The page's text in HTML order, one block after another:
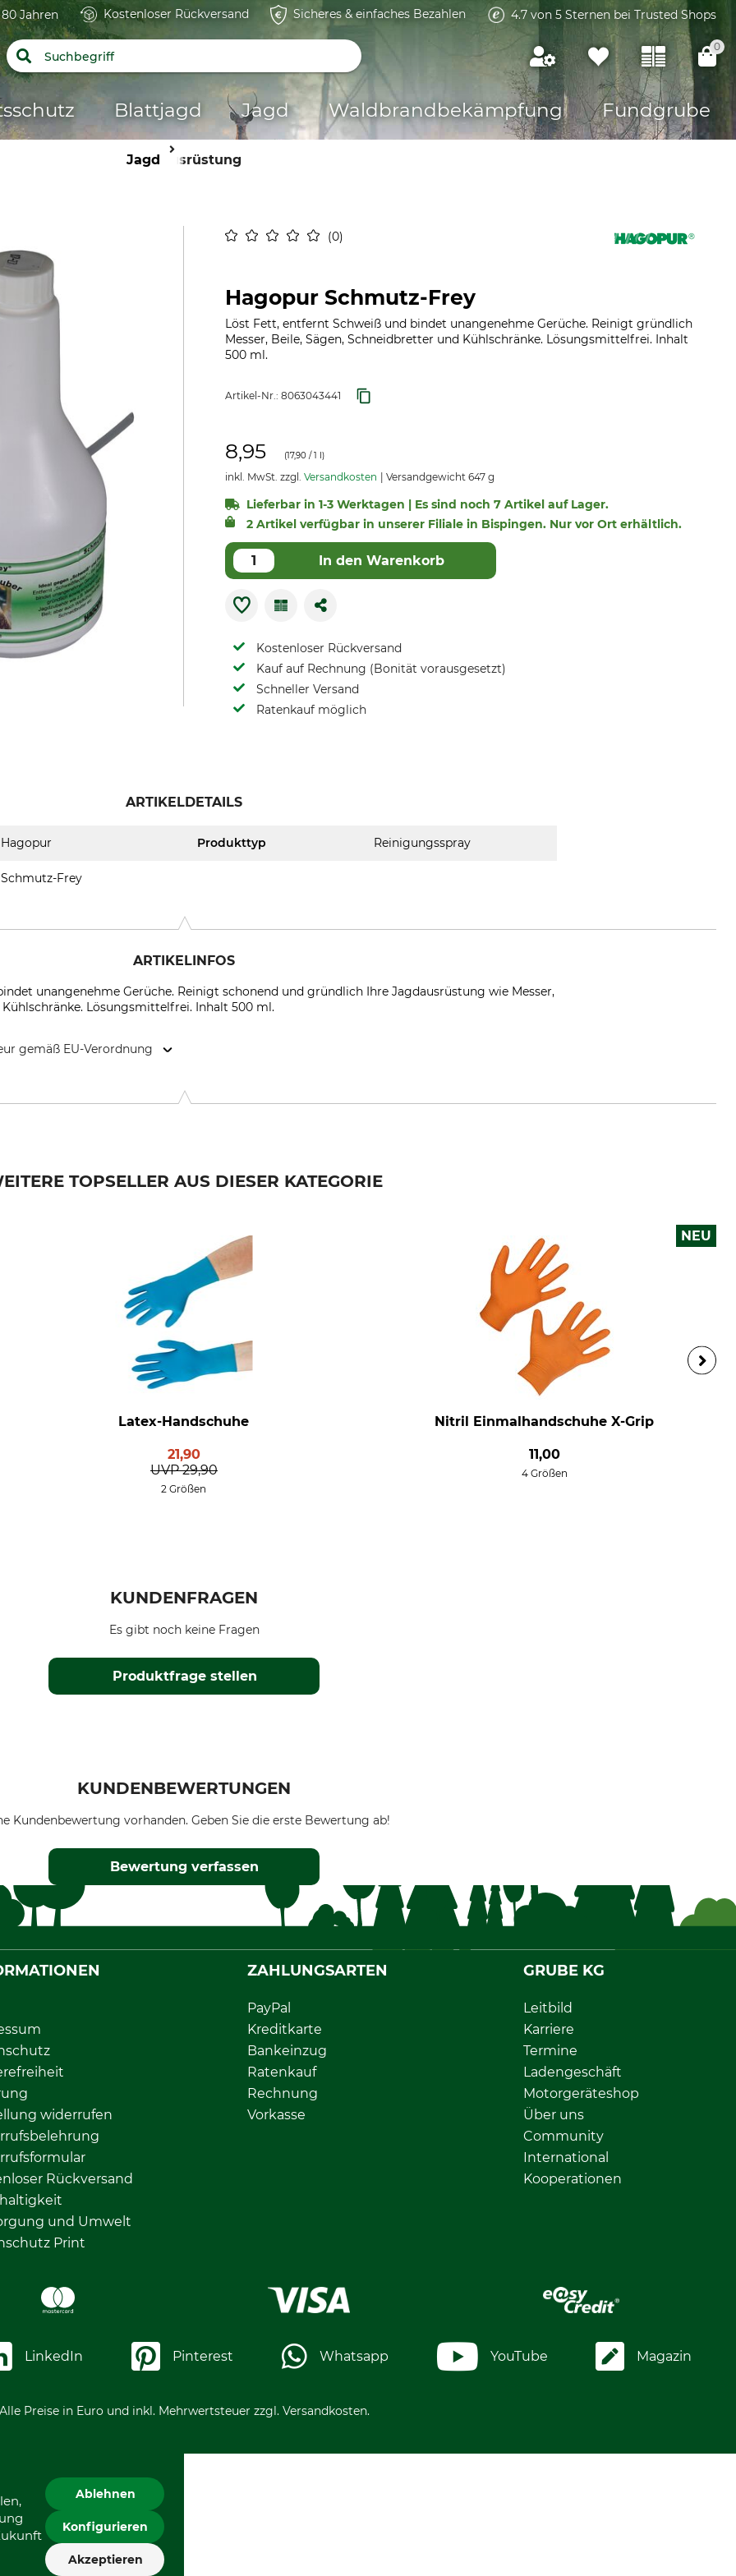
Jahren Kostenloser Rückversand Sicheres & einfaches Bezahlen 4.7 von 5 Sternen bei Trusted Shops
0
Blattjagd Jagd Waldbrandbekämpfung Fundgrube
Jagd Ausrüstung
0
Hagopur Schmutz-Frey
Löst Fett, entfernt Schweiß und bindet unangenehme Gerüche. Reinigt gründlich
Messer, Beile, Sägen, Schneidbretter und Kühlschränke. Lösungsmittelfrei. Inhalt
500 ml.
Artikel-Nr.: 8063043441
8,95 (17,90 / 1 l)
inkl. MwSt. zzgl. Versandkosten Versandgewicht 647 g
Lieferbar in 1-3 Werktagen | Es sind noch 7 Artikel auf Lager.
2 Artikel verfügbar in unserer Filiale in Bispingen. Nur vor Ort erhältlich.
In den Warenkorb
Kostenloser Rückversand
Kauf auf Rechnung (Bonität vorausgesetzt)
Schneller Versand
Ratenkauf möglich
ARTIKELDETAILS
Hagopur Produkttyp Reinigungsspray
Schmutz-Frey
ARTIKELINFOS
unangenehme Gerüche. Reinigt schonend und gründlich Ihre Jagdausrüstung wie Messer,
Lösungsmittelfrei. Inhalt 500 ml.
gemäß EU-Verordnung
TOPSELLER AUS DIESER KATEGORIE
Latex-Handschuhe
21,90
UVP 29,90
2 Größen
NEU
Nitril Einmalhandschuhe X-Grip
11,00
4 Größen
KUNDENFRAGEN
Produktfrage stellen
Es gibt noch keine Fragen
KUNDENBEWERTUNGEN
Kundenbewertung vorhanden. Geben Sie die erste Bewertung ab!
Bewertung verfassen
widerrufen
Rückversand
und Umwelt
Print
ZAHLUNGSARTEN
PayPal
Kreditkarte
Bankeinzug
Ratenkauf
Rechnung
Vorkasse
GRUBE KG
Leitbild
Karriere
Termine
Ladengeschäft
Motorgeräteshop
Über uns
Community
International
Kooperationen
LinkedIn Pinterest Whatsapp YouTube Magazin
Preise in Euro und inkl. Mehrwertsteuer zzgl. Versandkosten.
Ablehnen
Konfigurieren
Akzeptieren